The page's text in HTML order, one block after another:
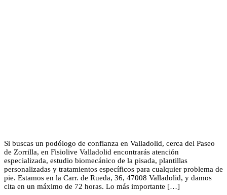
Si buscas un podólogo de confianza en Valladolid, cerca del Paseo
de Zorrilla, en Fisiolive Valladolid encontrarás atención
especializada, estudio biomecánico de la pisada, plantillas
personalizadas y tratamientos específicos para cualquier problema de
pie. Estamos en la Carr. de Rueda, 36, 47008 Valladolid, y damos
cita en un máximo de 72 horas. Lo más importante […]